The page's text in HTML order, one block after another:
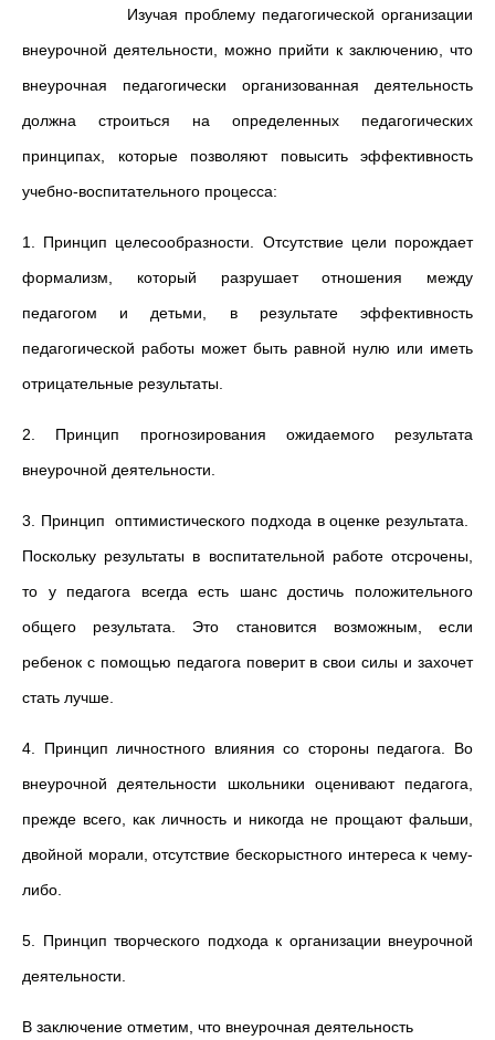
Изучая проблему педагогической организации
внеурочной деятельности, можно прийти к заключению, что
внеурочная педагогически организованная деятельность
должна строиться на определенных педагогических
принципах, которые позволяют повысить эффективность
учебно-воспитательного процесса:
1. Принцип целесообразности. Отсутствие цели порождает
формализм, который разрушает отношения между
педагогом и детьми, в ре­зультате эффективность
педагогической работы может быть равной нулю или иметь
отрицательные результаты.
2. Принцип прогнозирования ожидаемого результата
внеурочной деятельности.
3. Принцип оптимистического подхода в оценке результата.
Посколь­ку результаты в воспитательной работе отсрочены,
то у педагога всегда есть шанс достичь положительного
общего результата. Это становится возможным, если
ребенок с помощью педагога поверит в свои силы и захочет
стать лучше.
4. Принцип личностного влияния со стороны педагога. Во
внеурочной деятельности школьники оценивают педагога,
прежде всего, как личность и никогда не прощают фальши,
двойной морали, отсутствие бескорыстного интереса к чему-
либо.
5. Принцип творческого подхода к организации внеурочной
деятельности.
В заключение отметим, что внеурочная деятельность